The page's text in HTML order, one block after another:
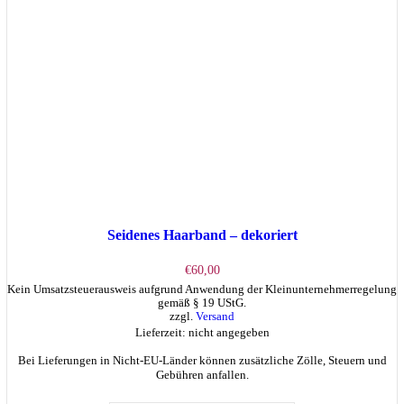
Seidenes Haarband – dekoriert
€60,00
Kein Umsatzsteuerausweis aufgrund Anwendung der Kleinunternehmerregelung
gemäß § 19 UStG.
zzgl. Versand
Lieferzeit: nicht angegeben
Bei Lieferungen in Nicht-EU-Länder können zusätzliche Zölle, Steuern und
Gebühren anfallen.